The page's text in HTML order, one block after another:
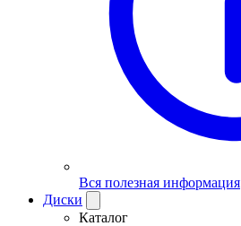
Вся полезная информация
Диски
Каталог